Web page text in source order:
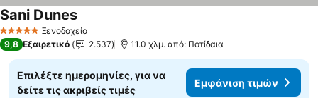
5 Αστέρια Ξενοδοχείο
Sani Dunes
9,8 Εξαιρετικό 2.537 11.0 χλμ. από: Ποτίδαια
Επιλέξτε ημερομηνίες, για να
δείτε τις ακριβείς τιμές
Εμφάνιση τιμών